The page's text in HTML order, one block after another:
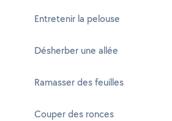
Entretenir la pelouse
Désherber une allée
Ramasser des feuilles
Couper des ronces